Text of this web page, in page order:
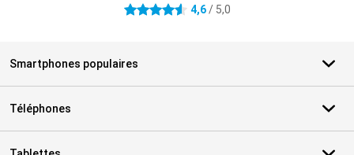
4.6 étoiles 4,6/ 5,0
Smartphones populaires
Téléphones